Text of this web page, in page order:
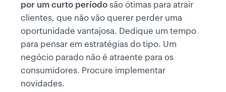
por um curto período são ótimas para atrair
clientes, que não vão querer perder uma
oportunidade vantajosa. Dedique um tempo
para pensar em estratégias do tipo. Um
negócio parado não é atraente para os
consumidores. Procure implementar
novidades.